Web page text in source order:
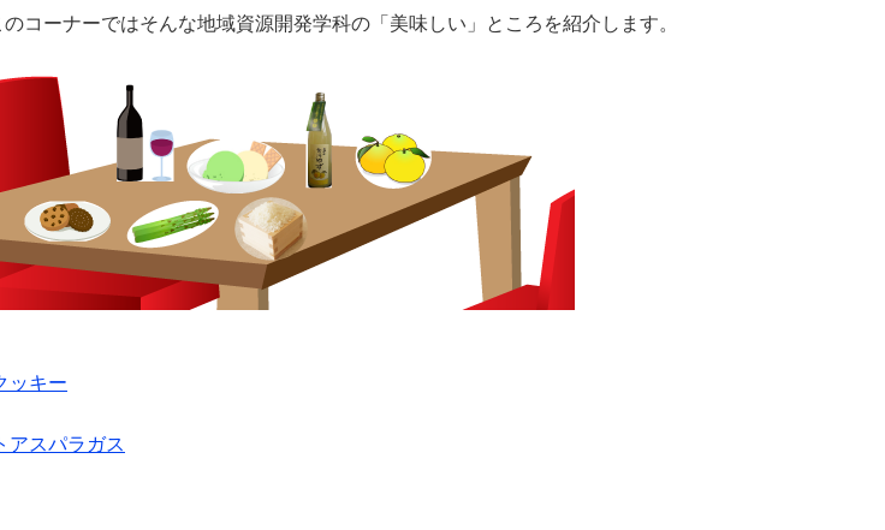
コーナーではそんな地域資源開発学科の「美味しい」ところを紹介します。
ッキー
アスパラガス